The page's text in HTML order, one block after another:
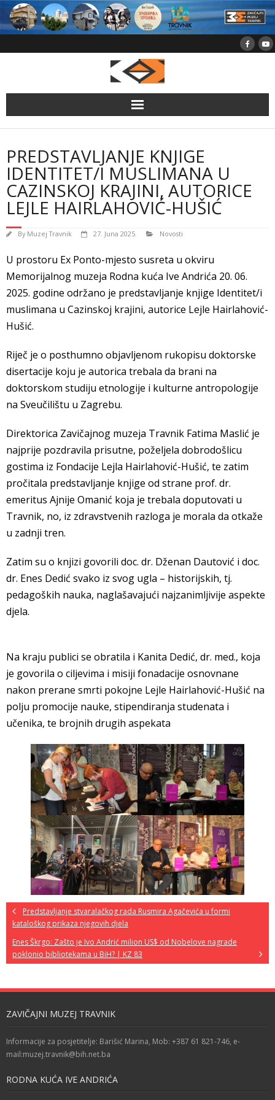
Skip
content
PREDSTAVLJANJE KNJIGE
IDENTITET/I MUSLIMANA U
CAZINSKOJ KRAJINI, AUTORICE
LEJLE HAIRLAHOVIĆ-HUŠIĆ
By Muzej Travnik 27. Juna 2025. Novosti
U prostoru Ex Ponto-mjesto susreta u okviru
Memorijalnog muzeja Rodna kuća Ive Andrića 20. 06.
2025. godine održano je predstavljanje knjige Identitet/i
muslimana u Cazinskoj krajini, autorice Lejle Hairlahović-
Hušić.
Riječ je o posthumno objavljenom rukopisu doktorske
disertacije koju je autorica trebala da brani na
doktorskom studiju etnologije i kulturne antropologije
na Sveučilištu u Zagrebu.
Direktorica Zavičajnog muzeja Travnik Fatima Maslić je
najprije pozdravila prisutne, poželjela dobrodošlicu
gostima iz Fondacije Lejla Hairlahović-Hušić, te zatim
pročitala predstavljanje knjige od strane prof. dr.
emeritus Ajnije Omanić koja je trebala doputovati u
Travnik, no, iz zdravstvenih razloga je morala da otkaže
u zadnji tren.
Zatim su o knjizi govorili doc. dr. Dženan Dautović i doc.
dr. Enes Dedić svako iz svog ugla – historijskih, tj.
pedagoških nauka, naglašavajući najzanimljivije aspekte
djela.
Na kraju publici se obratila i Kanita Dedić, dr. med., koja
je govorila o ciljevima i misiji fonadacije osnovnane
nakon prerane smrti pokojne Lejle Hairlahović-Hušić na
polju promocije nauke, stipendiranja studenata i
učenika, te brojnih drugih aspekata
Predstavljanje stvaralačkog rada Rusmira Agačevića u formi
kataloškog prikaza njegovih djela
Enes Škrgo: Zašto je Ivo Andrić milion US$ od Nobelove nagrade
poklonio bibliotekama u BiH? | KZ 83
ZAVIČAJNI MUZEJ TRAVNIK
Informacije za posjetitelje: Barišić Marina, Mob: +387 61 821-746, e-
mail:muzej.travnik@bih.net.ba
RODNA KUĆA IVE ANDRIĆA